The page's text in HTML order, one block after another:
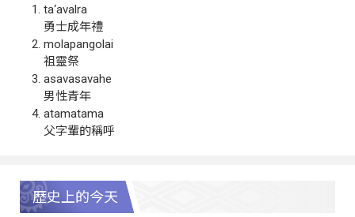
ta‘avalra
勇士成年禮
molapangolai
祖靈祭
asavasavahe
男性青年
atamatama
父字輩的稱呼
歷史上的今天